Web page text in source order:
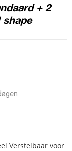
+ 2
shape
Verstelbaar voor